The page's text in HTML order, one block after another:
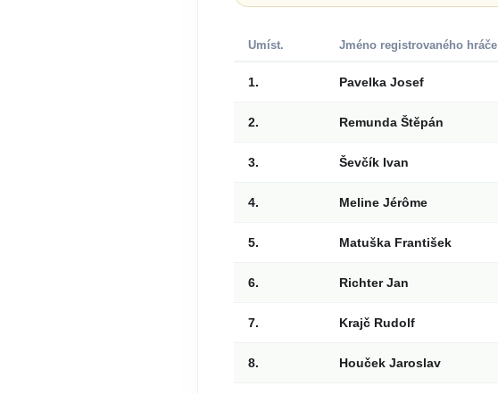
Umíst. Jméno registrovaného hráče
1. Pavelka Josef
2. Remunda Štěpán
3. Ševčík Ivan
4. Meline Jérôme
5. Matuška František
6. Richter Jan
7. Krajč Rudolf
8. Houček Jaroslav